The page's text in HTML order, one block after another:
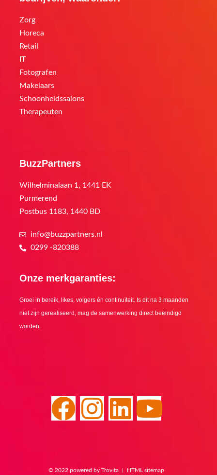
Zorg
Horeca
Retail
IT
Fotografen
Makelaars
Schoonheidssalons
Therapeuten
BuzzPartners
Wilhelminalaan 1, 1441 EK
Purmerend
Postbus 1183, 1440 BD
info@buzzpartners.nl
0299 -820388
Onze merkgaranties:
Groei in bereik, likes, volgers én continuïteit. Is dit na 3 maanden
niet zijn gerealiseerd, mag de samenwerking direct beëindigd
worden.
© 2022 powered by Trovita HTML sitemap
F
I
L
Y